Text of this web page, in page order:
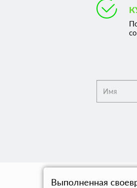
Выполненная